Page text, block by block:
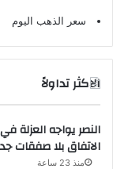
سعر الذهب اليوم
الاكثر تداولاً
النصر يواجه العزلة
الاتفاق بلا صفقات
منذ 23 ساعة